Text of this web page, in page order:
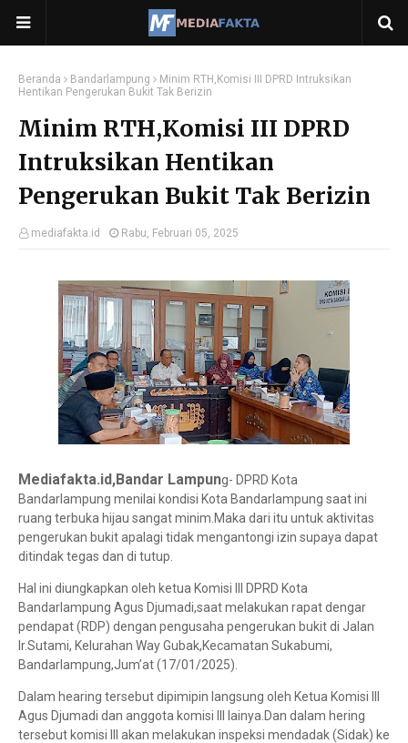
Beranda Bandarlampung
Minim RTH,Komisi III DPRD Intruksikan
Hentikan Pengerukan Bukit Tak Berizin
Minim RTH,Komisi III DPRD
Intruksikan Hentikan
Pengerukan Bukit Tak Berizin
mediafakta.id Rabu, Februari 05, 2025
Mediafakta.id,Bandar Lampung- DPRD Kota
Bandarlampung menilai kondisi Kota Bandarlampung saat ini
ruang terbuka hijau sangat minim.Maka dari itu untuk aktivitas
pengerukan bukit apalagi tidak mengantongi izin supaya dapat
ditindak tegas dan di tutup.
Hal ini diungkapkan oleh ketua Komisi III DPRD Kota
Bandarlampung Agus Djumadi,saat melakukan rapat dengar
pendapat (RDP) dengan pengusaha pengerukan bukit di Jalan
Ir.Sutami, Kelurahan Way Gubak,Kecamatan Sukabumi,
Bandarlampung,Jum’at (17/01/2025).
Dalam hearing tersebut dipimipin langsung oleh Ketua Komisi III
Agus Djumadi dan anggota komisi III lainya.Dan dalam hering
tersebut komisi III akan melakukan inspeksi mendadak (Sidak) ke